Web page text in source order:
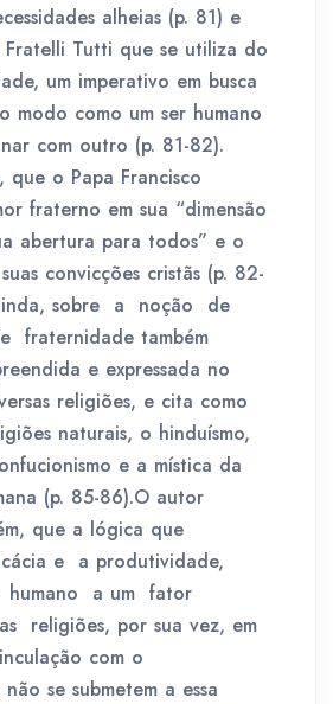
alheias (p. 81) e
Fratelli Tutti que se utiliza do
um imperativo em busca
modo como um ser humano
com outro (p. 81-82).
que o Papa Francisco
fraterno em sua “dimensão
abertura para todos” e o
convicções cristãs (p. 82-
sobre a noção de
fraternidade também
e expressada no
religiões, e cita como
naturais, o hinduísmo,
e a mística da
(p. 85-86).O autor
que a lógica que
e a produtividade,
humano a um fator
religiões, por sua vez, em
com o
se submetem a essa